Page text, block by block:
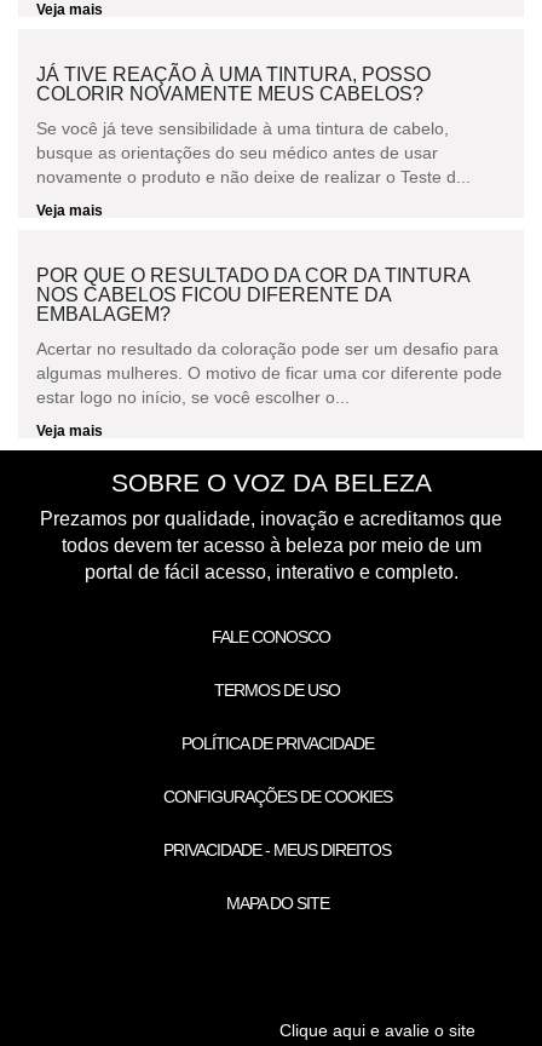
Veja mais
JÁ TIVE REAÇÃO À UMA TINTURA, POSSO
COLORIR NOVAMENTE MEUS CABELOS?
Se você já teve sensibilidade à uma tintura de cabelo,
busque as orientações do seu médico antes de usar
novamente o produto e não deixe de realizar o Teste d...
Veja mais
POR QUE O RESULTADO DA COR DA TINTURA
NOS CABELOS FICOU DIFERENTE DA
EMBALAGEM?
Acertar no resultado da coloração pode ser um desafio para
algumas mulheres. O motivo de ficar uma cor diferente pode
estar logo no início, se você escolher o...
Veja mais
Clique aqui e avalie o site
SOBRE O VOZ DA BELEZA
Prezamos por qualidade, inovação e acreditamos que
todos devem ter acesso à beleza por meio de um
portal de fácil acesso, interativo e completo.
FALE CONOSCO
TERMOS DE USO
POLÍTICA DE PRIVACIDADE
CONFIGURAÇÕES DE COOKIES
PRIVACIDADE - MEUS DIREITOS
MAPA DO SITE